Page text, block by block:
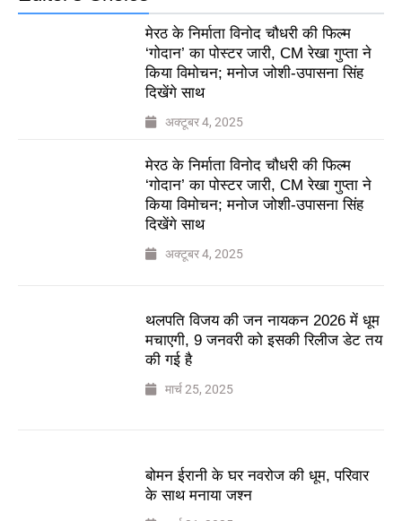
मेरठ के निर्माता विनोद चौधरी की फिल्म
‘गोदान’ का पोस्टर जारी, CM रेखा गुप्ता ने
किया विमोचन; मनोज जोशी-उपासना सिंह
दिखेंगे साथ
अक्टूबर 4, 2025
मेरठ के निर्माता विनोद चौधरी की फिल्म
‘गोदान’ का पोस्टर जारी, CM रेखा गुप्ता ने
किया विमोचन; मनोज जोशी-उपासना सिंह
दिखेंगे साथ
अक्टूबर 4, 2025
थलपति विजय की जन नायकन 2026 में धूम
मचाएगी, 9 जनवरी को इसकी रिलीज डेट तय
की गई है
मार्च 25, 2025
बोमन ईरानी के घर नवरोज की धूम, परिवार
के साथ मनाया जश्न